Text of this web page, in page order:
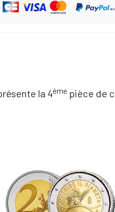
la 4ème pièce de